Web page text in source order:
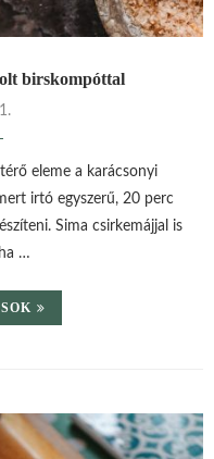
birskompóttal
eleme a karácsonyi
irtó egyszerű, 20 perc
Sima csirkemájjal is
…